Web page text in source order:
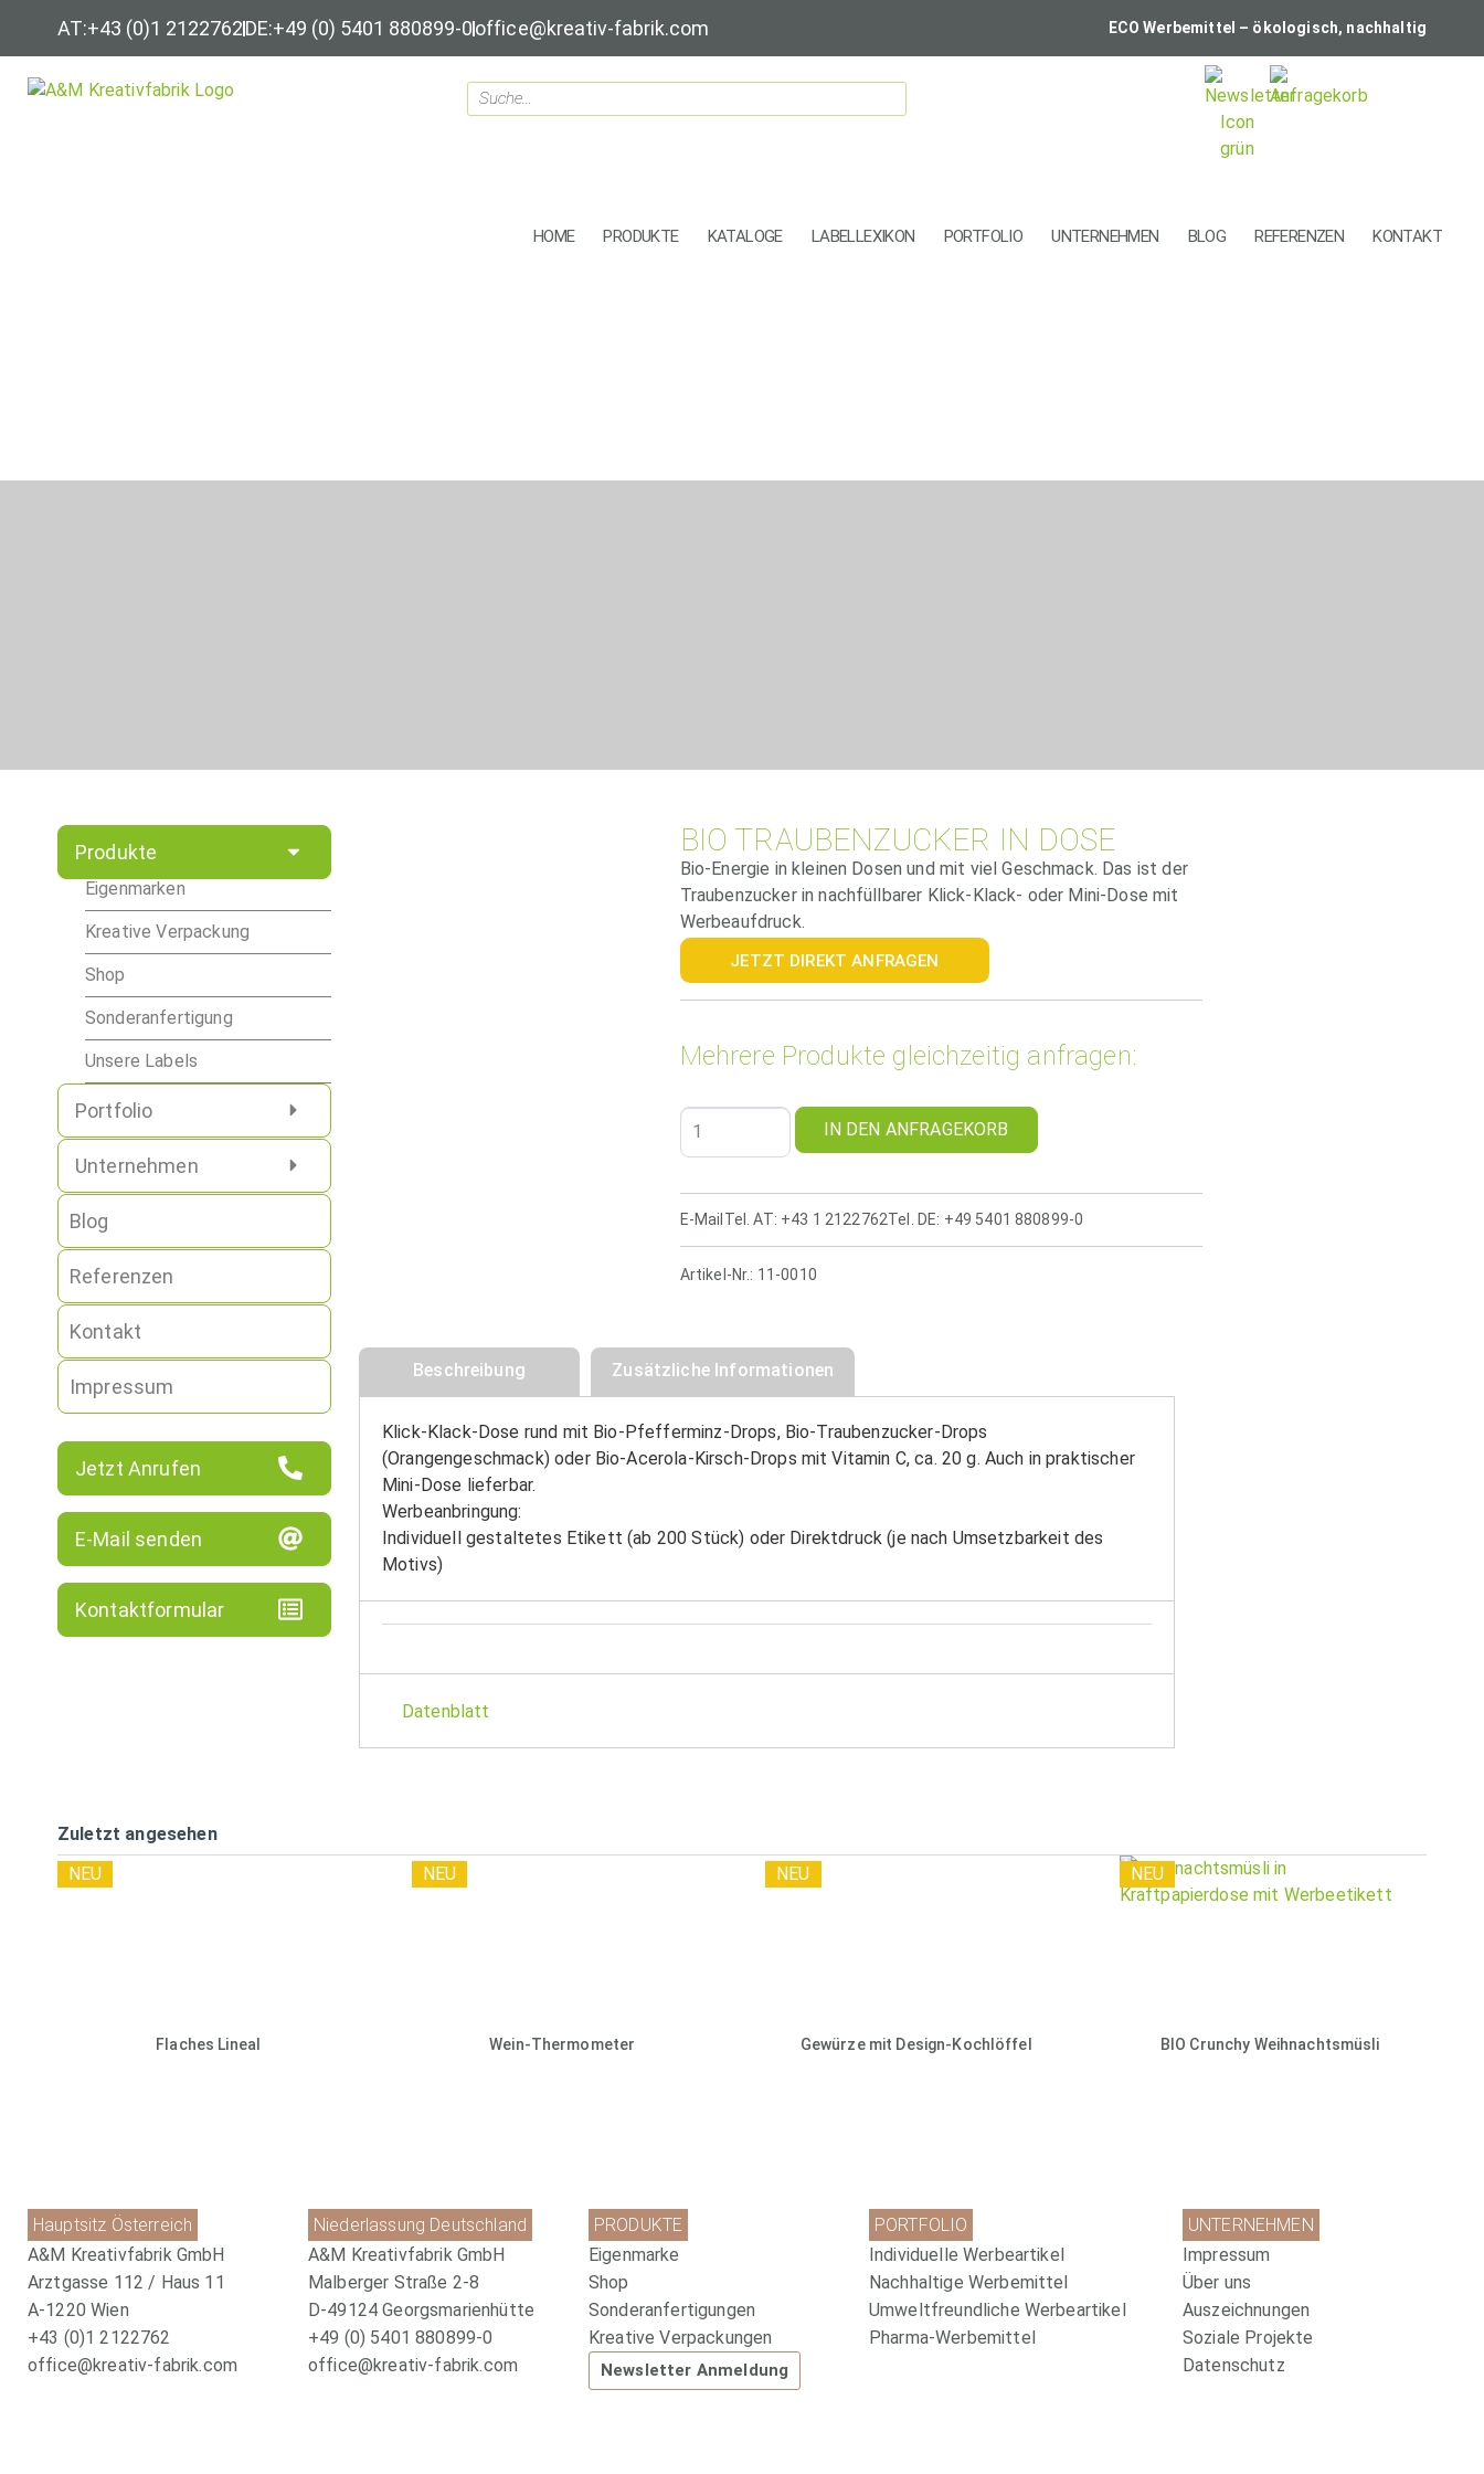
AT:+43 (0)1 2122762DE:+49 (0) 5401 880899-0office@kreativ-fabrik.com ECO Werbemittel – ökologisch, nachhaltig
HOME PRODUKTE KATALOGE LABELLEXIKON PORTFOLIO UNTERNEHMEN BLOG REFERENZEN KONTAKT
Produkte
Eigenmarken
Kreative Verpackung
Shop
Sonderanfertigung
Unsere Labels
Portfolio
Unternehmen
Blog
Referenzen
Kontakt
Impressum
Jetzt Anrufen
E-Mail senden
Kontaktformular
BIO TRAUBENZUCKER IN DOSE
Bio-Energie in kleinen Dosen und mit viel Geschmack. Das ist der
Traubenzucker in nachfüllbarer Klick-Klack- oder Mini-Dose mit
Werbeaufdruck.
JETZT DIREKT ANFRAGEN
Mehrere Produkte gleichzeitig anfragen:
IN DEN ANFRAGEKORB
E-Mail Tel. AT: +43 1 2122762Tel. DE: +49 5401 880899-0
Artikel-Nr.: 11-0010
Beschreibung Zusätzliche Informationen
Klick-Klack-Dose rund mit Bio-Pfefferminz-Drops, Bio-Traubenzucker-Drops
(Orangengeschmack) oder Bio-Acerola-Kirsch-Drops mit Vitamin C, ca. 20 g. Auch in praktischer
Mini-Dose lieferbar.
Werbeanbringung:
Individuell gestaltetes Etikett (ab 200 Stück) oder Direktdruck (je nach Umsetzbarkeit des
Motivs)
Datenblatt
Zuletzt angesehen
Flaches Lineal
NEU
Wein-Thermometer
NEU
Gewürze mit Design-Kochlöffel
NEU
BIO Crunchy Weihnachtsmüsli
NEU
Hauptsitz Österreich
A&M Kreativfabrik GmbH
Arztgasse 112 / Haus 11
A-1220 Wien
+43 (0)1 2122762
office@kreativ-fabrik.com
Niederlassung Deutschland
A&M Kreativfabrik GmbH
Malberger Straße 2-8
D-49124 Georgsmarienhütte
+49 (0) 5401 880899-0
office@kreativ-fabrik.com
PRODUKTE
Eigenmarke
Shop
Sonderanfertigungen
Kreative Verpackungen
Newsletter Anmeldung
PORTFOLIO
Individuelle Werbeartikel
Nachhaltige Werbemittel
Umweltfreundliche Werbeartikel
Pharma-Werbemittel
UNTERNEHMEN
Impressum
Über uns
Auszeichnungen
Soziale Projekte
Datenschutz